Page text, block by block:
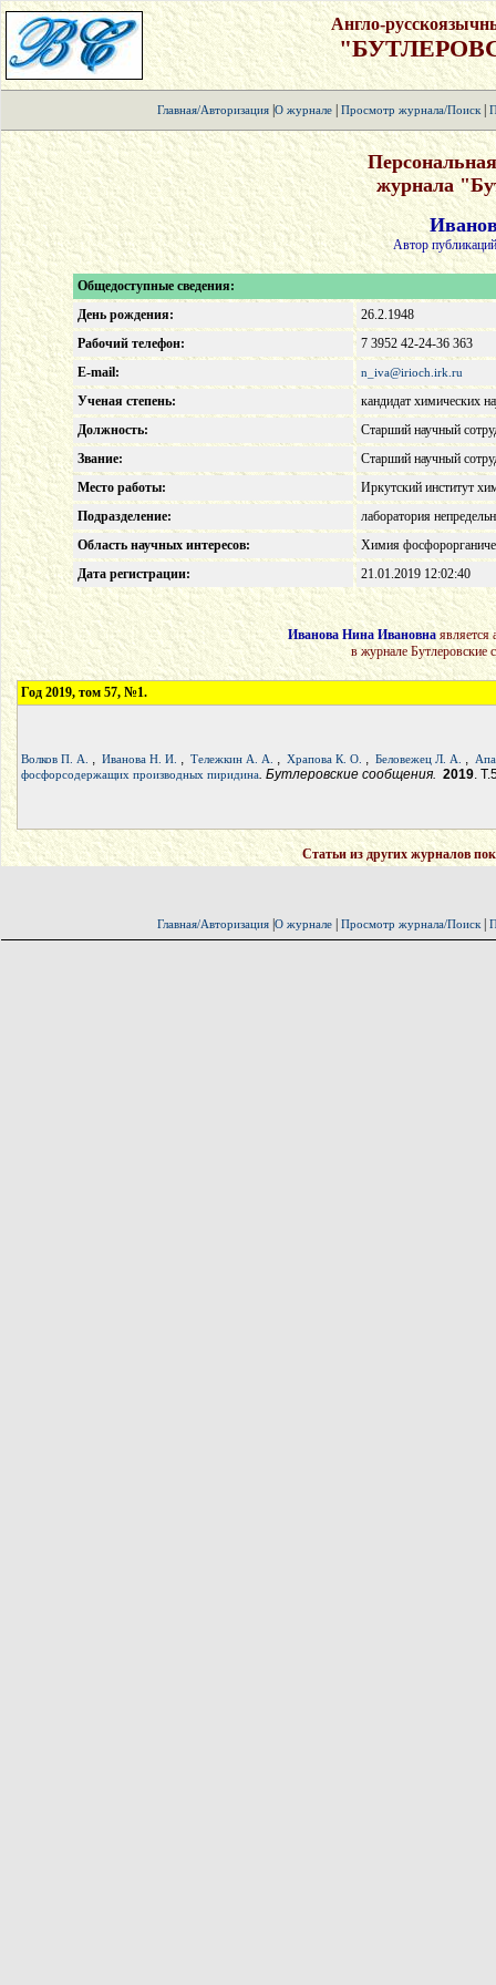
Англо-
Главная/Авторизация| О журнале| Просмотр журнала/Поиск|
журнала
Автор
Общедоступные сведения:
День рождения:
26.2.1948
Рабочий телефон:
7 3952 42-24-36 363
E-mail:
n_iva@irioch.irk.ru
Ученая степень:
кандидат химических
Должность:
Старший научный
Звание:
Старший научный
Место работы:
Иркутский институт
Подразделение:
лаборатория
Область научных интересов:
Химия
Дата регистрации:
21.01.2019 12:02:40
Иванова Нина Ивановнаявляется
в журнале Бутлеровские
Год 2019, том 57, №1.
Волков П. А. , Иванова Н. И. , Тележкин А. А. , Храпова К. О. , Беловежец Л. А. ,
фосфорсодержащих производных пиридина. Бутлеровские сообщения. 2019.
Статьи из других журналов
Главная/Авторизация| О журнале| Просмотр журнала/Поиск|